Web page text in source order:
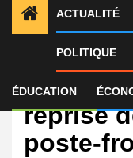
ACTUALITÉ
POLITIQUE
ÉDUCATION
International
Israël
reprise
poste-